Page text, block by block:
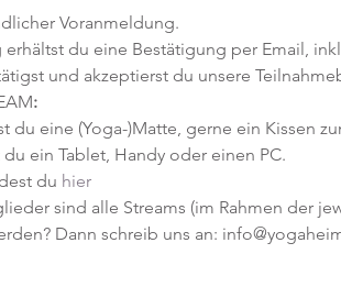
Voranmeldung.
du eine Bestätigung per Email,
und akzeptierst du unsere
:
du eine (Yoga-)Matte, gerne ein Kissen
ein Tablet, Handy oder einen PC.
du hier
sind alle Streams (im Rahmen der
Dann schreib uns an: